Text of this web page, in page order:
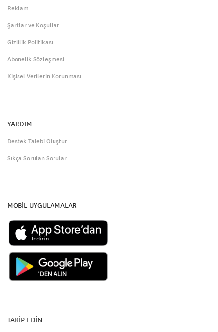
Reklam
Şartlar ve Koşullar
Gizlilik Politikası
Abonelik Sözleşmesi
Kişisel Verilerin Korunması
YARDIM
Destek Talebi Oluştur
Sıkça Sorulan Sorular
MOBİL UYGULAMALAR
TAKİP EDİN